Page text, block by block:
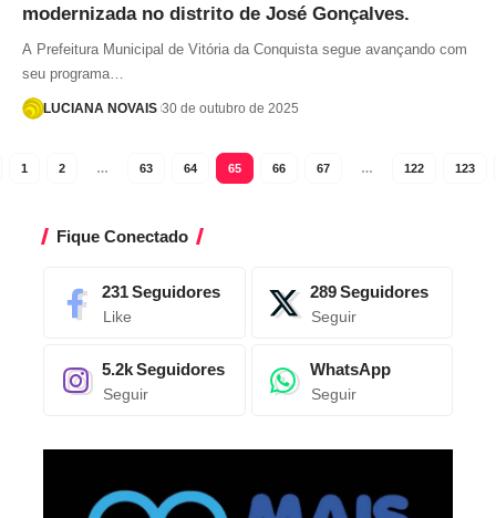
modernizada no distrito de José Gonçalves.
A Prefeitura Municipal de Vitória da Conquista segue avançando com
seu programa…
LUCIANA NOVAIS 30 de outubro de 2025
1 2 … 63 64 65 66 67 … 122 123
Fique Conectado
231Seguidores
Like
289 Seguidores
Seguir
5.2kSeguidores
Seguir
WhatsApp
Seguir